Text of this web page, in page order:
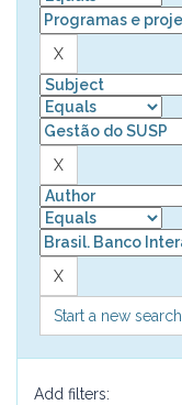
Start a new search
Add filters: